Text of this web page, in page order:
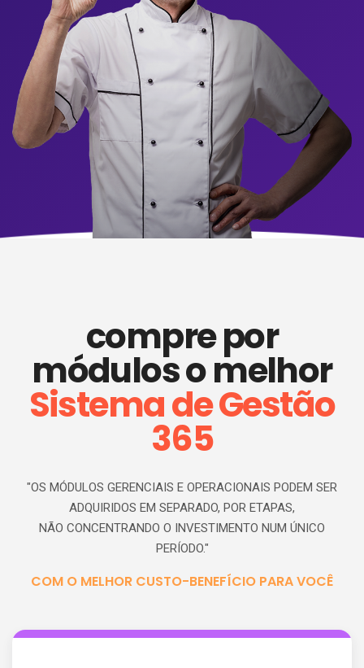
compre por
módulos o melhor
Sistema deGestão
365
"OS MÓDULOS GERENCIAIS E OPERACIONAIS PODEM SER
ADQUIRIDOS EM SEPARADO, POR ETAPAS,
NÃO CONCENTRANDO O INVESTIMENTO NUM ÚNICO
PERÍODO."
COM O MELHOR CUSTO-BENEFÍCIO PARA VOCÊ